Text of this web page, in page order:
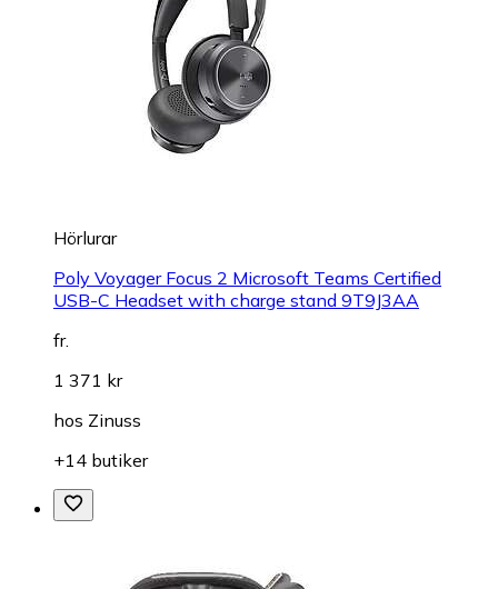
Hörlurar
Poly Voyager Focus 2 Microsoft Teams Certified
USB-C Headset with charge stand 9T9J3AA
fr.
1 371 kr
hos Zinuss
+14 butiker